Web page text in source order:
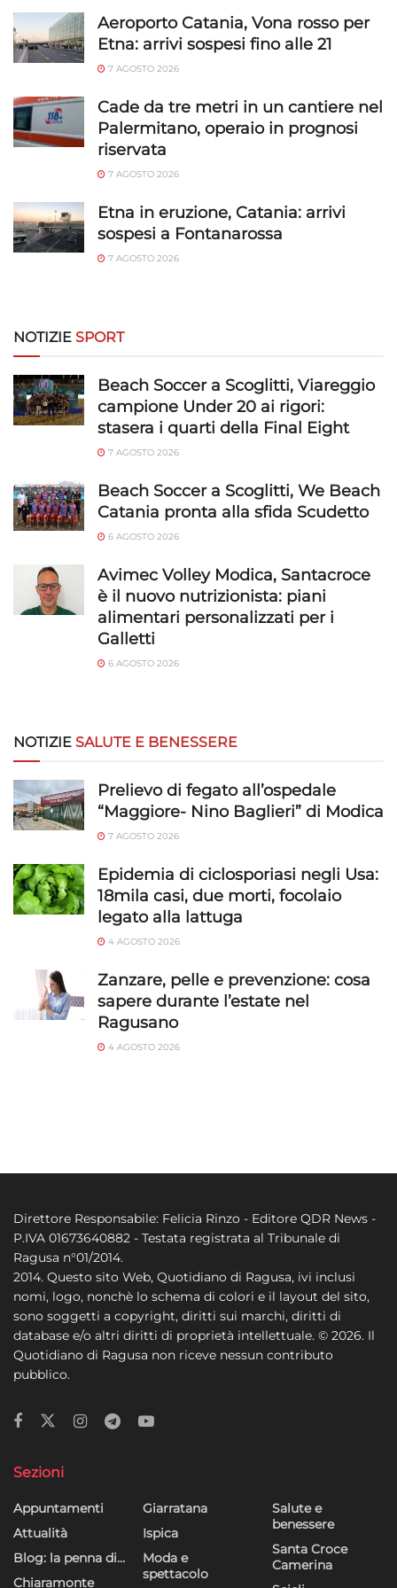
Aeroporto Catania, Vona rosso per
Etna: arrivi sospesi fino alle 21
7 AGOSTO 2026
Cade da tre metri in un cantiere nel
Palermitano, operaio in prognosi
riservata
7 AGOSTO 2026
Etna in eruzione, Catania: arrivi
sospesi a Fontanarossa
7 AGOSTO 2026
NOTIZIE SPORT
Beach Soccer a Scoglitti, Viareggio
campione Under 20 ai rigori:
stasera i quarti della Final Eight
7 AGOSTO 2026
Beach Soccer a Scoglitti, We Beach
Catania pronta alla sfida Scudetto
6 AGOSTO 2026
Avimec Volley Modica, Santacroce
è il nuovo nutrizionista: piani
alimentari personalizzati per i
Galletti
6 AGOSTO 2026
NOTIZIE SALUTE E BENESSERE
Prelievo di fegato all’ospedale
“Maggiore- Nino Baglieri” di Modica
7 AGOSTO 2026
Epidemia di ciclosporiasi negli Usa:
18mila casi, due morti, focolaio
legato alla lattuga
4 AGOSTO 2026
Zanzare, pelle e prevenzione: cosa
sapere durante l’estate nel
Ragusano
4 AGOSTO 2026
Direttore Responsabile: Felicia Rinzo - Editore QDR News -
P.IVA 01673640882 - Testata registrata al Tribunale di
Ragusa n°01/2014.
2014. Questo sito Web, Quotidiano di Ragusa, ivi inclusi
nomi, logo, nonchè lo schema di colori e il layout del sito,
sono soggetti a copyright, diritti sui marchi, diritti di
database e/o altri diritti di proprietà intellettuale. © 2026. Il
Quotidiano di Ragusa non riceve nessun contributo
pubblico.
Sezioni
Appuntamenti
Attualità
Blog: la penna di…
Chiaramonte
Giarratana
Ispica
Moda e
spettacolo
Salute e
benessere
Santa Croce
Camerina